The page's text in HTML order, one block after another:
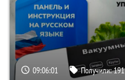
09:06:00 Получили:191